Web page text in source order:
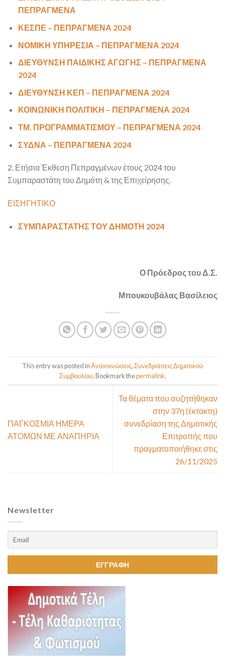
ΠΕΠΡΑΓΜΕΝΑ
ΚΕΣΠΕ – ΠΕΠΡΑΓΜΕΝΑ 2024
ΝΟΜΙΚΗ ΥΠΗΡΕΣΙΑ – ΠΕΠΡΑΓΜΕΝΑ 2024
ΔΙΕΥΘΥΝΣΗ ΠΑΙΔΙΚΗΣ ΑΓΩΓΗΣ – ΠΕΠΡΑΓΜΕΝΑ
2024
ΔΙΕΥΘΥΝΣΗ ΚΕΠ – ΠΕΠΡΑΓΜΕΝΑ 2024
ΚΟΙΝΩΝΙΚΗ ΠΟΛΙΤΙΚΗ – ΠΕΠΡΑΓΜΕΝΑ 2024
ΤΜ. ΠΡΟΓΡΑΜΜΑΤΙΣΜΟΥ – ΠΕΠΡΑΓΜΕΝΑ 2024
ΣΥΔΝΑ – ΠΕΠΡΑΓΜΕΝΑ 2024
2. Ετήσια Έκθεση Πεπραγμένων έτους 2024 του
Συμπαραστάτη του Δημότη & της Επιχείρησης.
ΕΙΣΗΓΗΤΙΚΟ
ΣΥΜΠΑΡΑΣΤΑΤΗΣ ΤΟΥ ΔΗΜΟΤΗ 2024
Ο Πρόεδρος του Δ.Σ.
Μπουκουβάλας Βασίλειος
This entry was posted inΑνακοινώσεις,Συνεδριάσεις Δημοτικού
Συμβουλίου. Bookmark thepermalink.
ΠΑΓΚΟΣΜΙΑ ΗΜΕΡΑ
ΑΤΟΜΩΝ ΜΕ ΑΝΑΠΗΡΙΑ
Τα θέματα που συζητήθηκαν
στην 37η (έκτακτη)
συνεδρίαση της Δημοτικής
Επιτροπής που
πραγματοποιήθηκε στις
26/11/2025
Newsletter